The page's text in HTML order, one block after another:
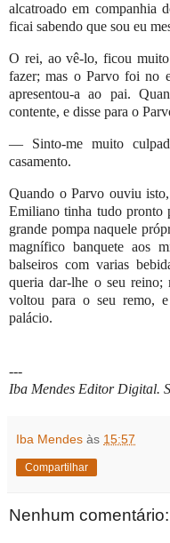
alcatroado em companhia
ficai sabendo que sou eu
O rei, ao vê-lo, ficou muito
fazer; mas o Parvo foi no
apresentou-a ao pai.
contente, e disse para o
— Sinto-me muito
casamento.
Quando o Parvo ouviu
Emiliano tinha tudo pronto
grande pompa naquele
magnífico banquete aos
balseiros com varias
queria dar-lhe o seu reino;
voltou para o seu remo,
palácio.
---
Iba Mendes Editor Digital.
Iba Mendes às 15:57
Compartilhar
Nenhum comentário: